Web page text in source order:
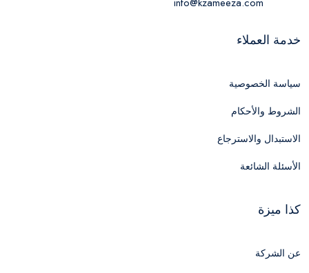
خدمة العملاء
سياسة الخصوصية
الشروط والأحكام
الاستبدال والاسترجاع
الأسئلة الشائعة
كذا ميزة
عن الشركة